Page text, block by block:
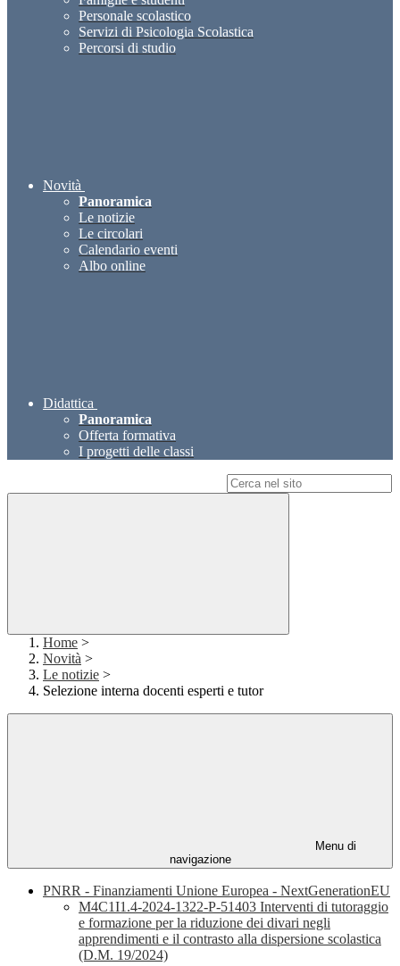
Personale scolastico
Servizi di Psicologia Scolastica
Percorsi di studio
Novità
Panoramica
Le notizie
Le circolari
Calendario eventi
Albo online
Didattica
Panoramica
Offerta formativa
I progetti delle classi
Home >
Novità >
Le notizie >
Selezione interna docenti esperti e tutor
Menu di
navigazione
PNRR - Finanziamenti Unione Europea - NextGenerationEU
M4C1I1.4-2024-1322-P-51403 Interventi di tutoraggio
e formazione per la riduzione dei divari negli
apprendimenti e il contrasto alla dispersione scolastica
(D.M. 19/2024)